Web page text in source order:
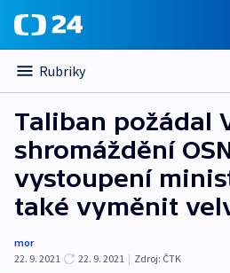
Rubriky
Taliban požádal
shromáždění
vystoupení
také vyměnit
mor
22. 9. 2021
22. 9. 2021 | Zdroj: ČTK